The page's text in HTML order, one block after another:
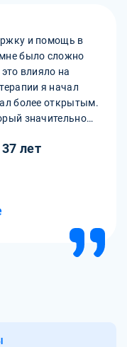
и помощь в
было сложно
влияло на
я начал
более открытым.
значительно
лет